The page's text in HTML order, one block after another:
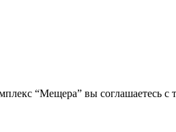
“Мещера” вы соглашаетесь